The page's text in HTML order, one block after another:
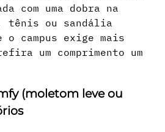
com uma dobra na
tênis ou sandália
campus exige mais
um comprimento um
(moletom leve ou